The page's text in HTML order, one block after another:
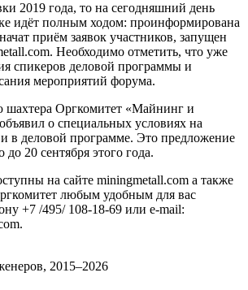
2019 года, то на сегодняшний день
идёт полным ходом: проинформирована
приём заявок участников, запущен
Необходимо отметить, что уже
спикеров деловой программы и
мероприятий форума.
Оргкомитет «Майнинг и
о специальных условиях на
и в деловой программе. Это предложение
до 20 сентября этого года.
на сайте miningmetall.com а также
любым удобным для вас
+7 /495/ 108-18-69 или e-mail:
2015–2026